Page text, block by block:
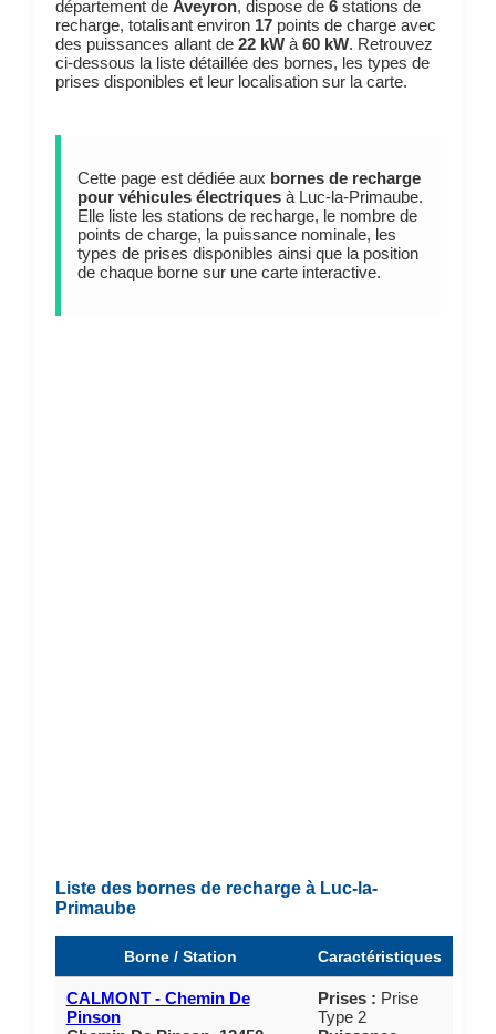
département de Aveyron, dispose de 6stations de
recharge, totalisant environ 17points de charge avec
des puissances allant de 22 kWà 60 kW. Retrouvez
ci-dessous la liste détaillée des bornes, les types de
prises disponibles et leur localisation sur la carte.
Cette page est dédiée aux bornes de recharge
pour véhicules électriquesà Luc-la-Primaube.
Elle liste les stations de recharge, le nombre de
points de charge, la puissance nominale, les
types de prises disponibles ainsi que la position
de chaque borne sur une carte interactive.
Liste des bornes de recharge à Luc-la-
Primaube
Borne / Station Caractéristiques
CALMONT - Chemin De
Pinson
Prises : Prise
Type 2